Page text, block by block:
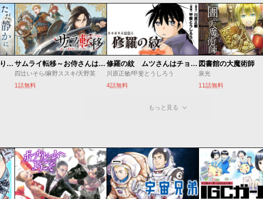
ただ静かに消え去るつもりでした サムライ転移～お侍さんは異世界でもあんまり変わらない～
四辻いそら/麻野ススキ/天野英
1話無料
修羅の紋 ムツさんはチョー強い？！
川原正敏/甲斐とうしろう
4話無料
図書館の大魔術師
泉光
11話無料
もっと見る